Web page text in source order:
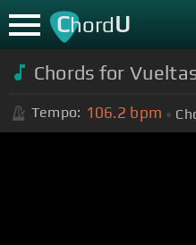
ChordU
Chords for
Tempo: 106.2 bpm